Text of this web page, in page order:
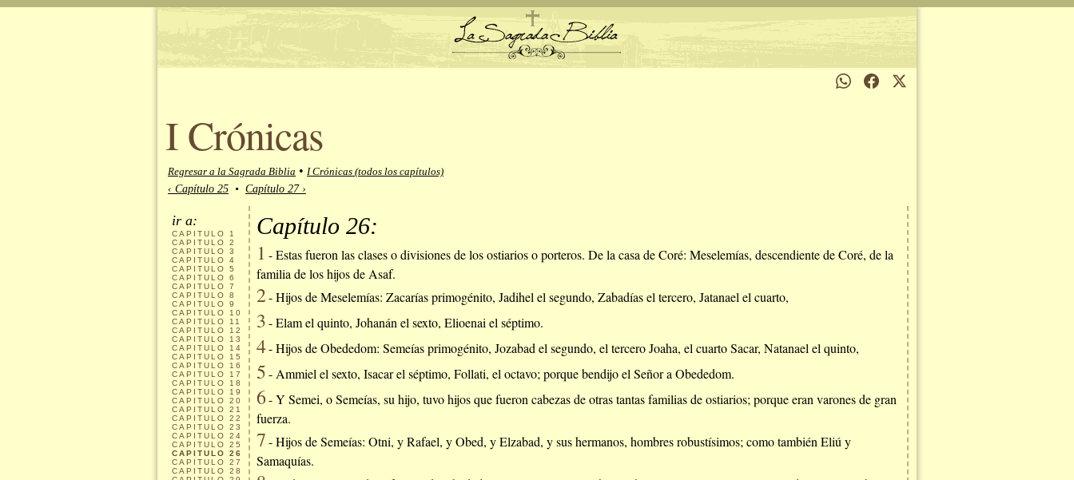
I Crónicas
Regresar a la Sagrada Biblia • I Crónicas (todos los capítulos)
‹ Capítulo 25 • Capítulo 27 ›
ir a:
CAPITULO
1
CAPITULO
2
CAPITULO
3
CAPITULO
4
CAPITULO
5
CAPITULO
6
CAPITULO
7
CAPITULO
8
CAPITULO
9
CAPITULO
10
CAPITULO
11
CAPITULO
12
CAPITULO
13
CAPITULO
14
CAPITULO
15
CAPITULO
16
CAPITULO
17
CAPITULO
18
CAPITULO
19
CAPITULO
20
CAPITULO
21
CAPITULO
22
CAPITULO
23
CAPITULO
24
CAPITULO
25
CAPITULO
26
CAPITULO
27
CAPITULO
28
Capítulo 26:
1 - Estas fueron las clases o divisiones de los ostiarios o porteros. De la casa de Coré: Meselemías, descendiente de Coré, de la
familia de los hijos de Asaf.
2- Hijos de Meselemías: Zacarías primogénito, Jadihel el segundo, Zabadías el tercero, Jatanael el cuarto,
3- Elam el quinto, Johanán el sexto, Elioenai el séptimo.
4- Hijos de Obededom: Semeías primogénito, Jozabad el segundo, el tercero Joaha, el cuarto Sacar, Natanael el quinto,
5- Ammiel el sexto, Isacar el séptimo, Follati, el octavo; porque bendijo el Señor a Obededom.
6- Y Semei, o Semeías, su hijo, tuvo hijos que fueron cabezas de otras tantas familias de ostiarios; porque eran varones de gran
fuerza.
7- Hijos de Semeías: Otni, y Rafael, y Obed, y Elzabad, y sus hermanos, hombres robustísimos; como también Eliú y
Samaquías.